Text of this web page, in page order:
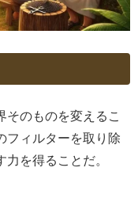
そのものを変えるこ
フィルターを取り除
を得ることだ。